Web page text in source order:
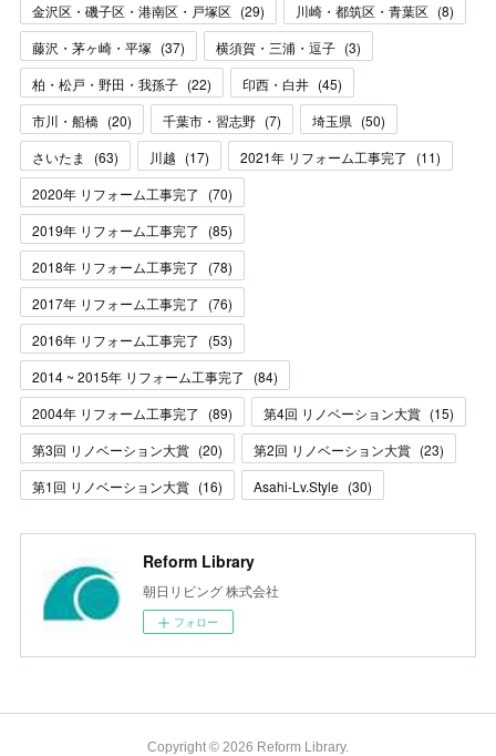
金沢区・磯子区・港南区・戸塚区 (29) 川崎・都筑区・青葉区 (8)
藤沢・茅ヶ崎・平塚 (37) 横須賀・三浦・逗子 (3)
柏・松戸・野田・我孫子 (22) 印西・白井 (45)
市川・船橋 (20) 千葉市・習志野 (7) 埼玉県 (50)
さいたま
(63) 川越 (17) 2021年 リフォーム工事完了 (11)
2020年 リフォーム工事完了
(70)
2019年 リフォーム工事完了
(85)
2018年 リフォーム工事完了
(78)
2017年 リフォーム工事完了
(76)
2016年 リフォーム工事完了
(53)
2014 ~ 2015年 リフォーム工事完了
(84)
2004年 リフォーム工事完了
(89) 第4回 リノベーション大賞 (15)
第3回 リノベーション大賞 (20) 第2回 リノベーション大賞 (23)
第1回 リノベーション大賞 (16) Asahi-Lv.Style (30)
Reform Library
朝日リビング 株式会社
フォロー
Copyright © 2026 Reform Library.